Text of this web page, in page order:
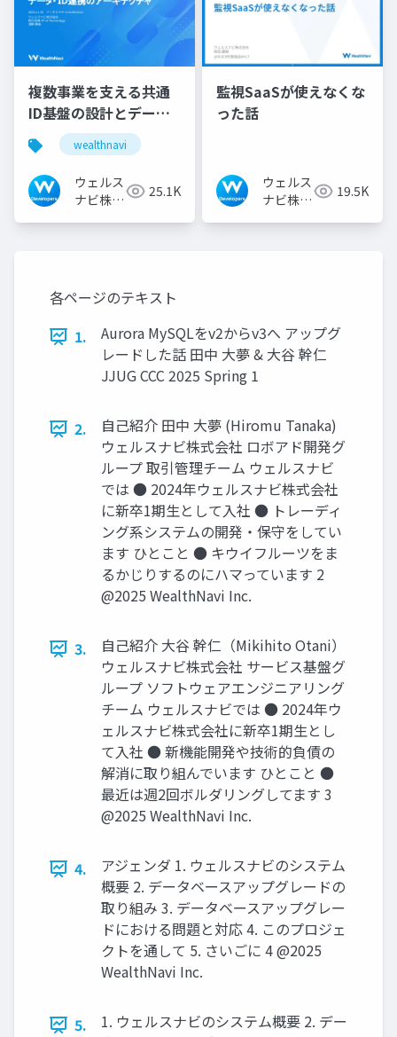
複数事業を支える共通
ID基盤の設計とデー
タ・ID連携のアーキテ
クチャ
wealthnavi
ウェルス
ナビ株式
25.1K
監視SaaSが使えなくな
った話
ウェルス
ナビ株式
19.5K
各ページのテキスト
1.
Aurora MySQLをv2からv3へ アップグ
レードした話 ⽥中 ⼤夢 & ⼤⾕ 幹仁
JJUG CCC 2025 Spring 1
2.
⾃⼰紹介 田中 大夢 (Hiromu Tanaka)
ウェルスナビ株式会社 ロボアド開発グ
ループ 取引管理チーム ウェルスナビ
では ● 2024年ウェルスナビ株式会社
に新卒1期⽣として⼊社 ● トレーディ
ング系システムの開発‧保守をしてい
ます ひとこと ● キウイフルーツをま
るかじりするのにハマっています 2
@2025 WealthNavi Inc.
3.
⾃⼰紹介 大谷 幹仁（Mikihito Otani）
ウェルスナビ株式会社 サービス基盤グ
ループ ソフトウェアエンジニアリング
チーム ウェルスナビでは ● 2024年ウ
ェルスナビ株式会社に新卒1期⽣とし
て⼊社 ● 新機能開発や技術的負債の
解消に取り組んでいます ひとこと ●
最近は週2回ボルダリングしてます 3
@2025 WealthNavi Inc.
4.
アジェンダ 1. ウェルスナビのシステム
概要 2. データベースアップグレードの
取り組み 3. データベースアップグレー
ドにおける問題と対応 4. このプロジェ
クトを通して 5. さいごに 4 @2025
WealthNavi Inc.
5.
1. ウェルスナビのシステム概要 2. デー